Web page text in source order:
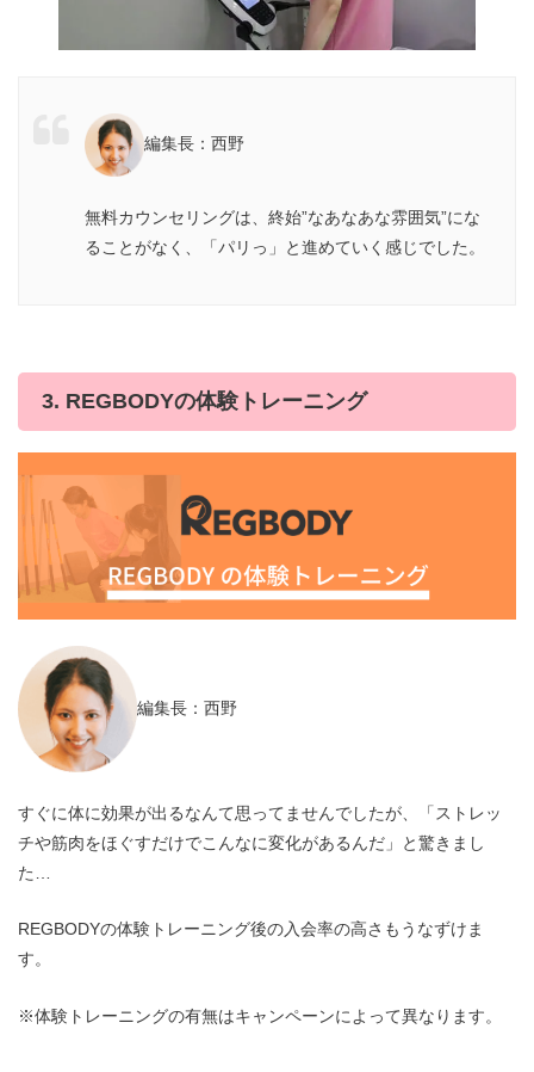
編集長：西野
無料カウンセリングは、終始”なあなあな雰囲気”にな
ることがなく、「パリっ」と進めていく感じでした。
3. REGBODYの体験トレーニング
編集長：西野
すぐに体に効果が出るなんて思ってませんでしたが、「ストレッ
チや筋肉をほぐすだけでこんなに変化があるんだ」と驚きまし
た…
REGBODYの体験トレーニング後の入会率の高さもうなずけま
す。
※体験トレーニングの有無はキャンペーンによって異なります。